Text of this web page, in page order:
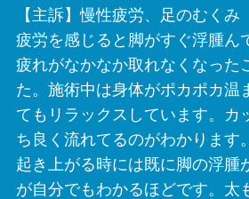
【主訴】慢性疲労、足のむくみ
疲労を感じると脚がすぐ浮腫ん
疲れがなかなか取れなくなった
た。施術中は身体がポカポカ温
てもリラックスしています。カ
ち良く流れてるのがわかります
起き上がる時には既に脚の浮腫
が自分でもわかるほどです。太